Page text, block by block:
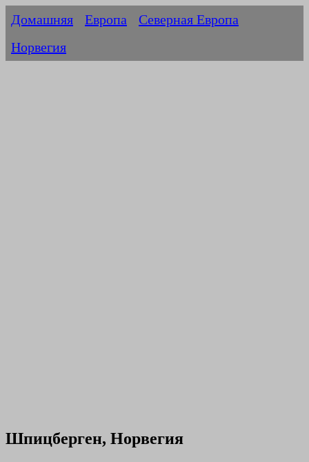
Домашняя Европа
Северная Европа
Норвегия
Шпицберген, Норвегия